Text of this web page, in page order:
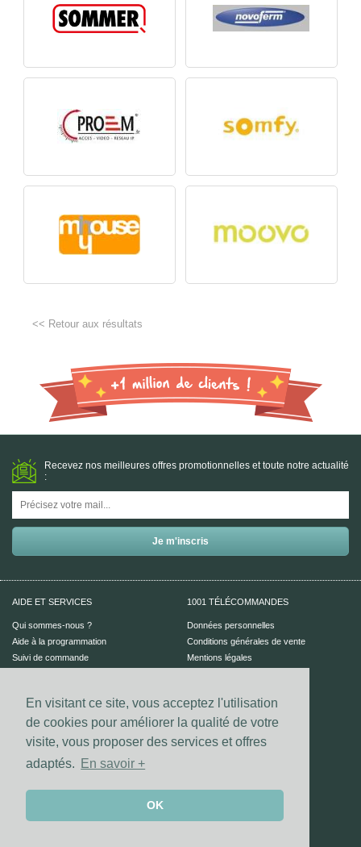
En visitant ce site, vous acceptez l'utilisation
de cookies pour améliorer la qualité de votre
visite, vous proposer des services et offres
adaptés.
En savoir +
OK
<< Retour aux résultats
Recevez nos meilleures offres promotionnelles et toute notre actualité
:
AIDE ET SERVICES
Qui sommes-nous ?
Aide à la programmation
Suivi de commande
1001 TÉLÉCOMMANDES
Données personnelles
Conditions générales de vente
Mentions légales
Vos coordonnées bancaires sont
Les paiements Visa et Mastercard sont
sécurisés grâce au dispositif 3D-secure.
UN CONSEIL ?
Nous contacter